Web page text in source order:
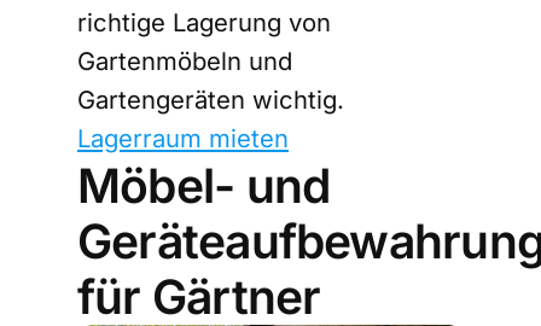
richtige Lagerung von
Gartenmöbeln und
Gartengeräten wichtig.
Lagerraum mieten
Möbel- und
für Gärtner